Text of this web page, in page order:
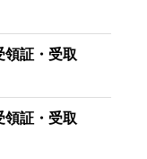
証・受取
証・受取